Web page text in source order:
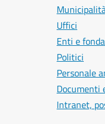
Uffici
Enti e
Politici
Personale
Documenti
Intranet,